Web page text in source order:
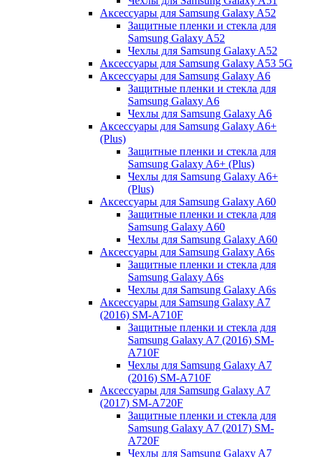
Аксессуары для Samsung Galaxy A52
Защитные пленки и стекла для
Samsung Galaxy A52
Чехлы для Samsung Galaxy A52
Аксессуары для Samsung Galaxy A53 5G
Аксессуары для Samsung Galaxy A6
Защитные пленки и стекла для
Samsung Galaxy A6
Чехлы для Samsung Galaxy A6
Аксессуары для Samsung Galaxy A6+
(Plus)
Защитные пленки и стекла для
Samsung Galaxy A6+ (Plus)
Чехлы для Samsung Galaxy A6+
(Plus)
Аксессуары для Samsung Galaxy A60
Защитные пленки и стекла для
Samsung Galaxy A60
Чехлы для Samsung Galaxy A60
Аксессуары для Samsung Galaxy A6s
Защитные пленки и стекла для
Samsung Galaxy A6s
Чехлы для Samsung Galaxy A6s
Аксессуары для Samsung Galaxy A7
(2016) SM-A710F
Защитные пленки и стекла для
Samsung Galaxy A7 (2016) SM-
A710F
Чехлы для Samsung Galaxy A7
(2016) SM-A710F
Аксессуары для Samsung Galaxy A7
(2017) SM-A720F
Защитные пленки и стекла для
Samsung Galaxy A7 (2017) SM-
A720F
Чехлы для Samsung Galaxy A7